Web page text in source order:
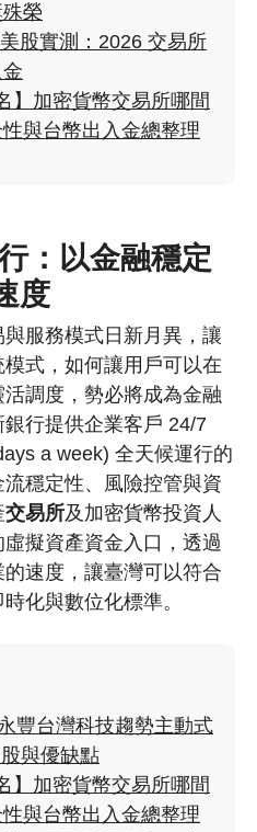
榮
股實測：2026 交易所
】加密貨幣交易所哪間
與台幣出入金總整理
：以金融穩定
度
服務模式日新月異，讓
式，如何讓用戶可以在
調度，勢必將成為金融
行提供企業客戶 24/7
a week) 全天候運行的
穩定性、風險控管與資
交易所及加密貨幣投資人
擬資產資金入口，透過
速度，讓臺灣可以符合
化與數位化標準。
豐台灣科技趨勢主動式
與優缺點
】加密貨幣交易所哪間
與台幣出入金總整理